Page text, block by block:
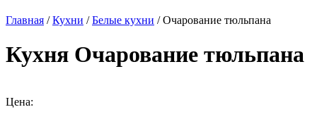
Главная /Кухни /Белые кухни / Очарование тюльпана
Кухня Очарование тюльпана
Цена: